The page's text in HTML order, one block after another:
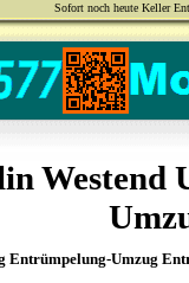
Sofort noch heute Keller
Westend
Entrümpelung-Umzug